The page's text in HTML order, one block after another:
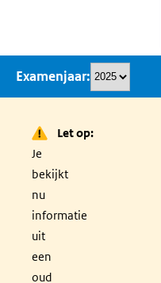
naar
inhoud
Examenjaar
Let op:
Je
bekijkt
nu
informatie
uit
een
oud